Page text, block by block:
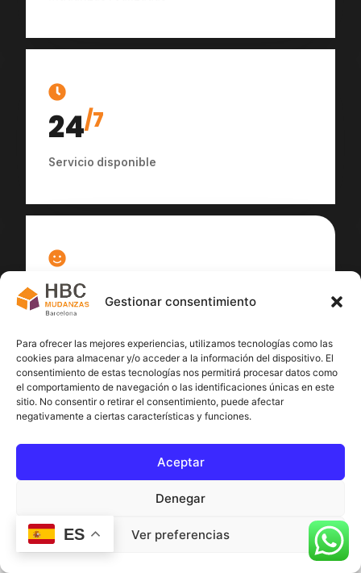
Gestionar consentimiento
Para ofrecer las mejores experiencias, utilizamos tecnologías como las
cookies para almacenar y/o acceder a la información del dispositivo. El
consentimiento de estas tecnologías nos permitirá procesar datos como
el comportamiento de navegación o las identificaciones únicas en este
sitio. No consentir o retirar el consentimiento, puede afectar
negativamente a ciertas características y funciones.
Aceptar
Denegar
Ver preferencias
24/7
Servicio disponible
100
ES